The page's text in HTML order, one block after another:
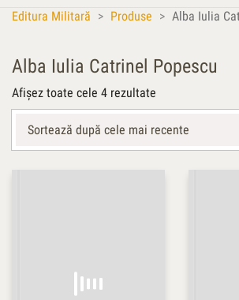
Editura Militară > Produse > Alba Iulia
Alba Iulia Catrinel Popescu
Afișez toate cele 4 rezultate
după
cele
Sortează după cele mai recente